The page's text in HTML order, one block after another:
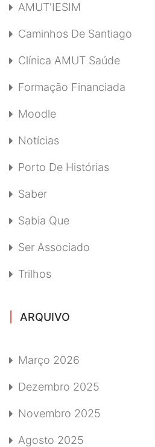
AMUT'IESIM
Caminhos De Santiago
Clínica AMUT Saúde
Formação Financiada
Moodle
Notícias
Porto De Histórias
Saber
Sabia Que
Ser Associado
Trilhos
ARQUIVO
Março 2026
Dezembro 2025
Novembro 2025
Agosto 2025